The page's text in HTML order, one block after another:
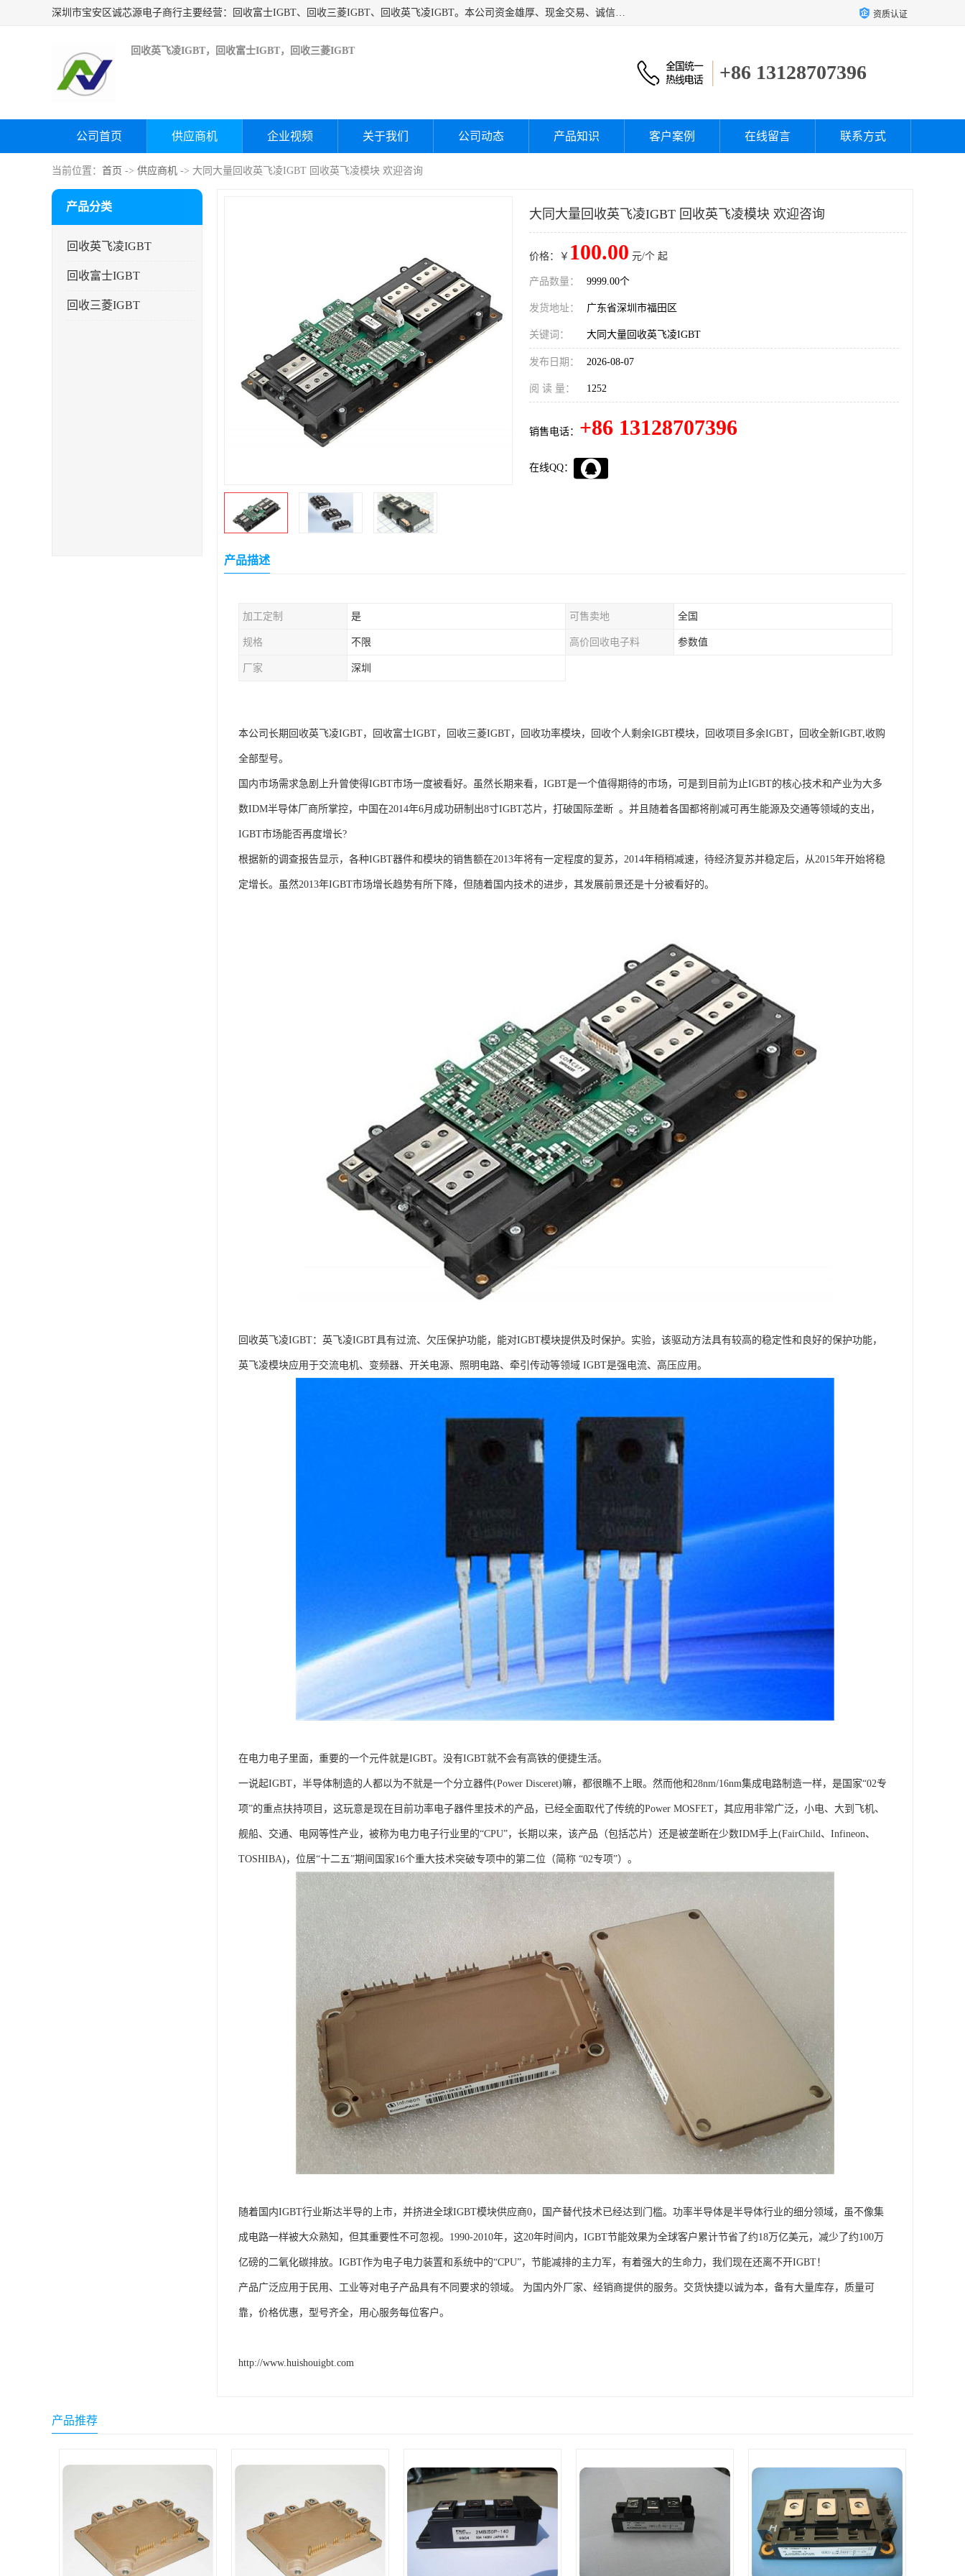
深圳市宝安区诚芯源电子商行主要经营：回收富士IGBT、回收三菱IGBT、回收英飞凌IGBT。本公司资金雄厚、现金交易、诚信待人，经过不断的探索和发展，已形成完善的评估、采购，从而为客户提供快捷价优的库存处理服务，迅速为客户消化库存，回笼资金。 资质认证
回收英飞凌IGBT，回收富士IGBT，回收三菱IGBT
+86 13128707396
公司首页 供应商机 企业视频 关于我们 公司动态 产品知识 客户案例 在线留言 联系方式
当前位置： 首页 -> 供应商机 -> 大同大量回收英飞凌IGBT 回收英飞凌模块 欢迎咨询
产品分类
回收英飞凌IGBT
回收富士IGBT
回收三菱IGBT
大同大量回收英飞凌IGBT 回收英飞凌模块 欢迎咨询
价格：￥ 100.00 元/个 起
产品数量： 9999.00个
发货地址： 广东省深圳市福田区
关键词： 大同大量回收英飞凌IGBT
发布日期： 2026-08-07
阅 读 量： 1252
销售电话： +86 13128707396
在线QQ：
产品描述
加工定制 是 可售卖地 全国
规格 不限 高价回收电子料 参数值
厂家 深圳
本公司长期回收英飞凌IGBT，回收富士IGBT，回收三菱IGBT，回收功率模块，回收个人剩余IGBT模块，回收项目多余IGBT，回收全新IGBT,收购
全部型号。
国内市场需求急剧上升曾使得IGBT市场一度被看好。虽然长期来看，IGBT是一个值得期待的市场，可是到目前为止IGBT的核心技术和产业为大多
数IDM半导体厂商所掌控，中国在2014年6月成功研制出8寸IGBT芯片，打破国际垄断 。并且随着各国都将削减可再生能源及交通等领域的支出，
IGBT市场能否再度增长?
根据新的调查报告显示，各种IGBT器件和模块的销售额在2013年将有一定程度的复苏，2014年稍稍减速，待经济复苏并稳定后，从2015年开始将稳
定增长。虽然2013年IGBT市场增长趋势有所下降，但随着国内技术的进步，其发展前景还是十分被看好的。
回收英飞凌IGBT：英飞凌IGBT具有过流、欠压保护功能，能对IGBT模块提供及时保护。实验，该驱动方法具有较高的稳定性和良好的保护功能，
英飞凌模块应用于交流电机、变频器、开关电源、照明电路、牵引传动等领域 IGBT是强电流、高压应用。
在电力电子里面，重要的一个元件就是IGBT。没有IGBT就不会有高铁的便捷生活。
一说起IGBT，半导体制造的人都以为不就是一个分立器件(Power Disceret)嘛，都很瞧不上眼。然而他和28nm/16nm集成电路制造一样，是国家“02专
项”的重点扶持项目，这玩意是现在目前功率电子器件里技术的产品，已经全面取代了传统的Power MOSFET，其应用非常广泛，小电、大到飞机、
舰船、交通、电网等性产业，被称为电力电子行业里的“CPU”，长期以来，该产品（包括芯片）还是被垄断在少数IDM手上(FairChild、Infineon、
TOSHIBA)，位居“十二五”期间国家16个重大技术突破专项中的第二位（简称 “02专项”）。
随着国内IGBT行业斯达半导的上市，并挤进全球IGBT模块供应商0，国产替代技术已经达到门槛。功率半导体是半导体行业的细分领域，虽不像集
成电路一样被大众熟知，但其重要性不可忽视。1990-2010年，这20年时间内，IGBT节能效果为全球客户累计节省了约18万亿美元，减少了约100万
亿磅的二氧化碳排放。IGBT作为电子电力装置和系统中的“CPU”，节能减排的主力军，有着强大的生命力，我们现在还离不开IGBT！
产品广泛应用于民用、工业等对电子产品具有不同要求的领域。 为国内外厂家、经销商提供的服务。交货快捷以诚为本，备有大量库存，质量可
靠，价格优惠，型号齐全，用心服务每位客户。
http://www.huishouigbt.com
产品推荐